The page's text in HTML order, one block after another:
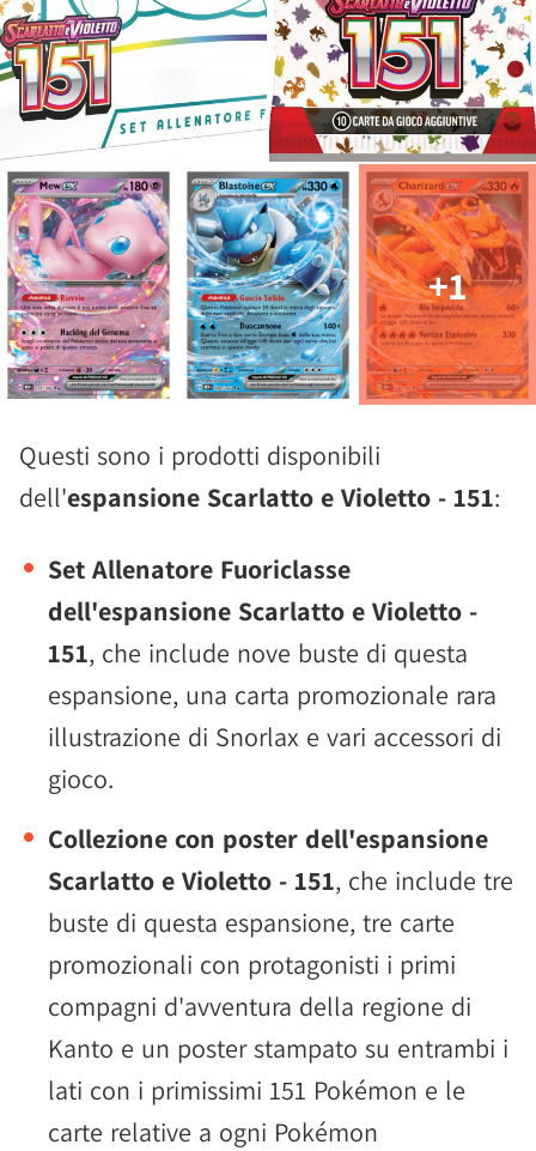
+1
Questi sono i prodotti disponibili
dell'espansione Scarlatto e Violetto - 151:
Set Allenatore Fuoriclasse
dell'espansione Scarlatto e Violetto -
151, che include nove buste di questa
espansione, una carta promozionale rara
illustrazione di Snorlax e vari accessori di
gioco.
Collezione con poster dell'espansione
Scarlatto e Violetto - 151, che include tre
buste di questa espansione, tre carte
promozionali con protagonisti i primi
compagni d'avventura della regione di
Kanto e un poster stampato su entrambi i
lati con i primissimi 151 Pokémon e le
carte relative a ogni Pokémon